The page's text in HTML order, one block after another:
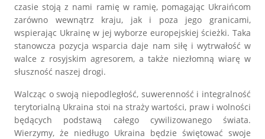
czasie stoją z nami ramię w ramię, pomagając Ukraińcom
zarówno wewnątrz kraju, jak i poza jego granicami,
wspierając Ukrainę w jej wyborze europejskiej ścieżki. Taka
stanowcza pozycja wsparcia daje nam siłę i wytrwałość w
walce z rosyjskim agresorem, a także niezłomną wiarę w
słuszność naszej drogi.
Walcząc o swoją niepodległość, suwerenność i integralność
terytorialną Ukraina stoi na straży wartości, praw i wolności
będących podstawą całego cywilizowanego świata.
Wierzymy, że niedługo Ukraina będzie świętować swoje